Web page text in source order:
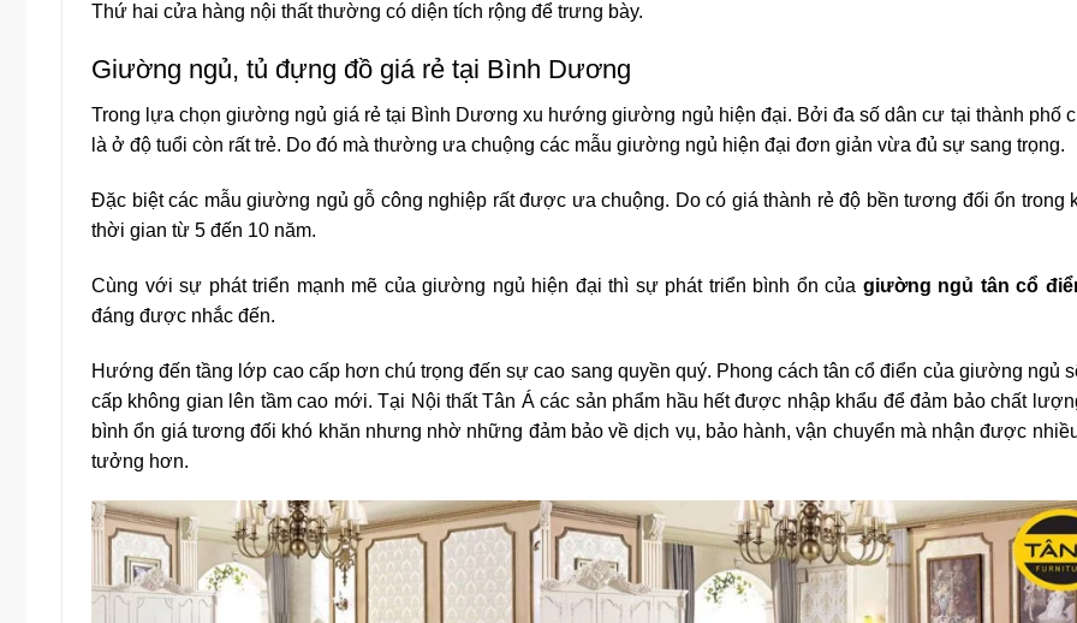
Thứ hai cửa hàng nội thất thường có diện tích rộng để trưng bày.
Giường ngủ, tủ đựng đồ giá rẻ tại Bình Dương
Trong lựa chọn giường ngủ giá rẻ tại Bình Dương xu hướng giường ngủ hiện đại. Bởi đa số dân cư tại thành phố
là ở độ tuổi còn rất trẻ. Do đó mà thường ưa chuộng các mẫu giường ngủ hiện đại đơn giản vừa đủ sự sang trọng.
Đặc biệt các mẫu giường ngủ gỗ công nghiệp rất được ưa chuộng. Do có giá thành rẻ độ bền tương đối ổn trong
thời gian từ 5 đến 10 năm.
Cùng với sự phát triển mạnh mẽ của giường ngủ hiện đại thì sự phát triển bình ổn của giường ngủ tân cổ
đáng được nhắc đến.
Hướng đến tầng lớp cao cấp hơn chú trọng đến sự cao sang quyền quý. Phong cách tân cổ điển của giường ngủ
cấp không gian lên tầm cao mới. Tại Nội thất Tân Á các sản phẩm hầu hết được nhập khẩu để đảm bảo chất
bình ổn giá tương đối khó khăn nhưng nhờ những đảm bảo về dịch vụ, bảo hành, vận chuyển mà nhận được
tưởng hơn.